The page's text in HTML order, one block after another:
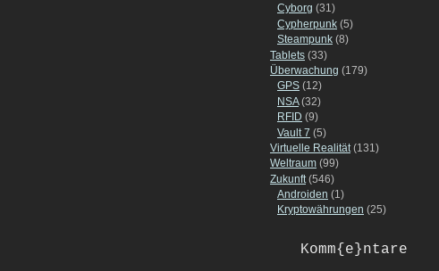
Cyborg (31)
Cypherpunk (5)
Steampunk (8)
Tablets (33)
Überwachung (179)
GPS (12)
NSA(32)
RFID (9)
Vault 7 (5)
Virtuelle Realität(131)
Weltraum (99)
Zukunft (546)
Androiden (1)
Kryptowährungen (25)
Komm{e}ntare